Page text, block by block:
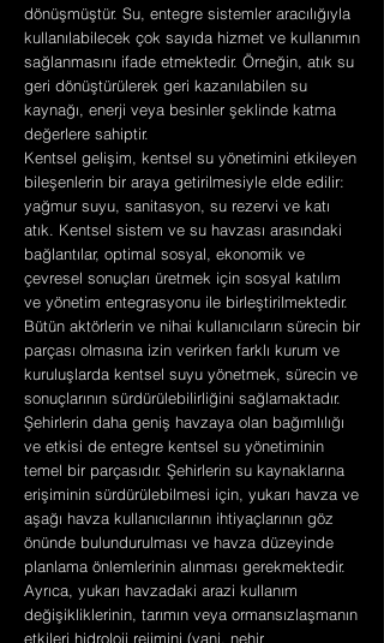
dönüşmüştür. Su, entegre sistemler aracılığıyla
kullanılabilecek çok sayıda hizmet ve kullanımın
sağlanmasını ifade etmektedir. Örneğin, atık su
geri dönüştürülerek geri kazanılabilen su
kaynağı, enerji veya besinler şeklinde katma
değerlere sahiptir.
Kentsel gelişim, kentsel su yönetimini etkileyen
bileşenlerin bir araya getirilmesiyle elde edilir:
yağmur suyu, sanitasyon, su rezervi ve katı
atık. Kentsel sistem ve su havzası arasındaki
bağlantılar, optimal sosyal, ekonomik ve
çevresel sonuçları üretmek için sosyal katılım
ve yönetim entegrasyonu ile birleştirilmektedir.
Bütün aktörlerin ve nihai kullanıcıların sürecin bir
parçası olmasına izin verirken farklı kurum ve
kuruluşlarda kentsel suyu yönetmek, sürecin ve
sonuçlarının sürdürülebilirliğini sağlamaktadır.
Şehirlerin daha geniş havzaya olan bağımlılığı
ve etkisi de entegre kentsel su yönetiminin
temel bir parçasıdır. Şehirlerin su kaynaklarına
erişiminin sürdürülebilmesi için, yukarı havza ve
aşağı havza kullanıcılarının ihtiyaçlarının göz
önünde bulundurulması ve havza düzeyinde
planlama önlemlerinin alınması gerekmektedir.
Ayrıca, yukarı havzadaki arazi kullanım
değişikliklerinin, tarımın veya ormansızlaşmanın
etkileri hidroloji rejimini (yani, nehir